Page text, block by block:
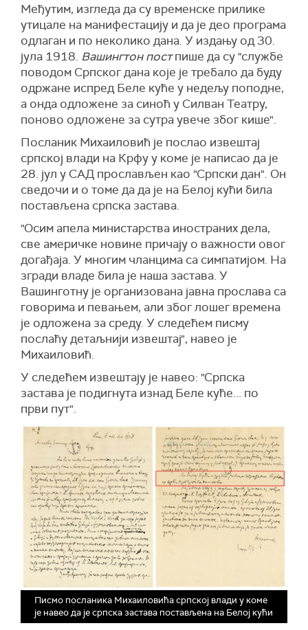
Међутим, изгледа да су временске прилике
утицале на манифестацију и да је део програма
одлаган и по неколико дана. У издању од 30.
јула 1918. Вашингтон постпише да су "службе
поводом Српског дана које је требало да буду
одржане испред Беле куће у недељу поподне,
а онда одложене за синоћ у Силван Театру,
поново одложене за сутра увече због кише".
Посланик Михаиловић је послао извештај
српској влади на Крфу у коме је написао да је
28. јул у САД прослављен као "Српски дан". Он
сведочи и о томе да да је на Белој кући била
постављена српска застава.
"Осим апела министарства иностраних дела,
све америчке новине причају о важности овог
догађаја. У многим чланцима са симпатијом. На
згради владе била је наша застава. У
Вашинготну је организована јавна прослава са
говорима и певањем, али због лошег времена
је одложена за среду. У следећем писму
послаћу детаљнији извештај", навео је
Михаиловић.
У следећем извештају је навео: "Српска
застава је подигнута изнад Беле куће... по
први пут".
Писмо посланика Михаиловића српској влади у коме
је навео да је српска застава постављена на Белој кући